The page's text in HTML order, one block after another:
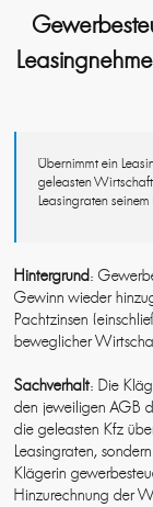
Übernimmt ein
geleasten
Leasingraten
Hintergrund:
Gewinn wieder
Pachtzinsen
beweglicher
Sachverhalt: Die
den jeweiligen AGB
die geleasten Kfz
Leasingraten,
Klägerin
Hinzurechnung der